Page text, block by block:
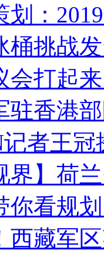
划：
桶挑战
会打起
驻香港
记者王
界】荷
你看规
西藏军